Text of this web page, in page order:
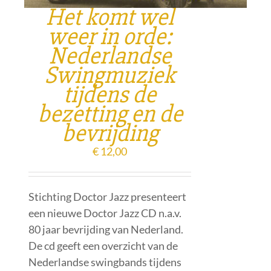
Het komt wel
weer in orde:
Nederlandse
Swingmuziek
tijdens de
bezetting en de
bevrijding
€ 12,00
Stichting Doctor Jazz presenteert
een nieuwe Doctor Jazz CD n.a.v.
80 jaar bevrijding van Nederland.
De cd geeft een overzicht van de
Nederlandse swingbands tijdens